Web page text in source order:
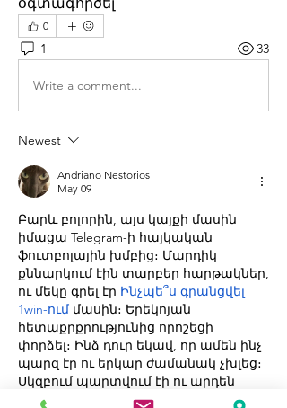
0
1 33
Write a comment...
Newest
Andriano Nestorios
May 09
Բարև բոլորին, այս կայքի մասին
իմացա Telegram-ի հայկական
ֆուտբոլային խմբից։ Մարդիկ
քննարկում էին տարբեր հարթակներ,
ու մեկը գրել էր Ինչպե՞ս գրանցվել
1win-ում մասին։ Երեկոյան
հետաքրքրությունից որոշեցի
փորձել։ Ինձ դուր եկավ, որ ամեն ինչ
պարզ էր ու երկար ժամանակ չխլեց։
Սկզբում պարտվում էի ու արդեն
մտածում էի դուրս գալ, բայց հետո մի